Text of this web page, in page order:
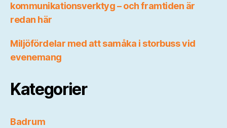
kommunikationsverktyg – och framtiden är
redan här
Miljöfördelar med att samåka i storbuss vid
evenemang
Kategorier
Badrum